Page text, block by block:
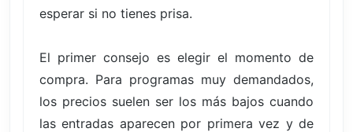
esperar si no tienes prisa.
El primer consejo es elegir el momento de
compra. Para programas muy demandados,
los precios suelen ser los más bajos cuando
las entradas aparecen por primera vez y de